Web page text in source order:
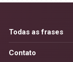
Todas as frases
Contato